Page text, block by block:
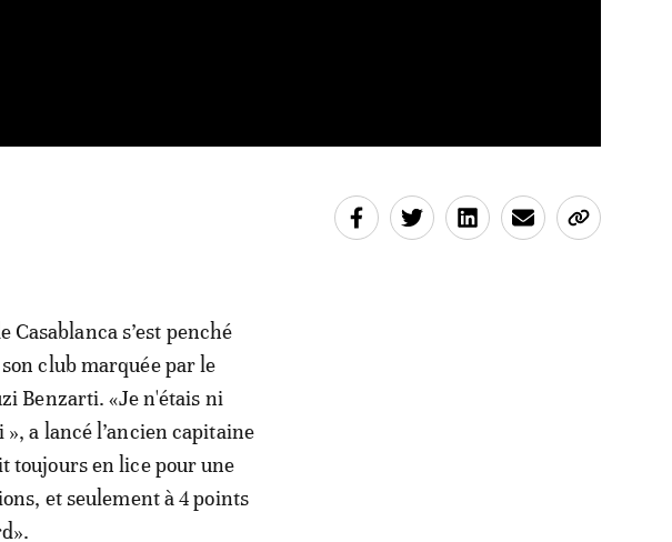
s’est penché
club marquée par le
Benzarti. «Je n'étais ni
a lancé l’ancien capitaine
toujours en lice pour une
et seulement à 4 points